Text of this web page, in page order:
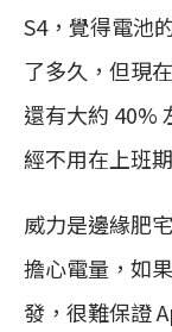
S4，覺得電池
了多久，但現
還有大約 40%
經不用在上班
威力是邊緣肥
擔心電量，如
發，很難保證